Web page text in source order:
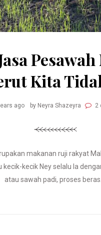
Kita
ago by Neyra Shazeyra 2
makanan ruji rakyat
kecik-kecik Ney selalu la
atau sawah padi, proses beras...